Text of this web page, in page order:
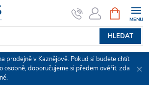
HLEDAT
NÁKUPNÍ
KOŠÍK
prodejně v Kaznějově. Pokud si budete chtít
osobně, doporučujeme si předem ověřit, zda